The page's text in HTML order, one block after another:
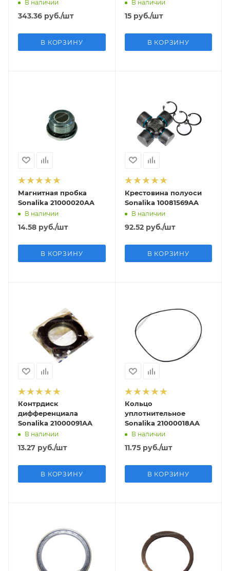
В наличии
343.36 руб./шт
В КОРЗИНУ
В наличии
15руб./шт
В КОРЗИНУ
Магнитная пробка
Sonalika 21000020AA
В наличии
14.58 руб./шт
В КОРЗИНУ
Крестовина полуоси
Sonalika 10081569AA
В наличии
92.52руб./шт
В КОРЗИНУ
Контрдиск
дифференциала
Sonalika 21000091AA
В наличии
13.27 руб./шт
В КОРЗИНУ
Кольцо
уплотнительное
Sonalika 21000018AA
В наличии
11.75руб./шт
В КОРЗИНУ